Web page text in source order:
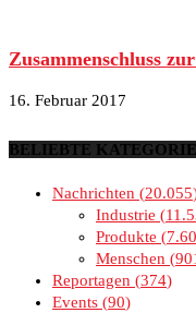
Zusammenschluss
16. Februar 2017
BELIEBTE
Nachrichten
20.055
Industrie
Produkte
Menschen
Reportagen
374
Events 90